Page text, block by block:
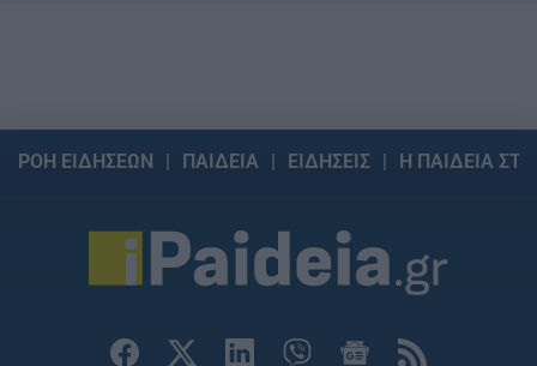
ΡΟΗ ΕΙΔΗΣΕΩΝ ΠΑΙΔΕΙΑ ΕΙΔΗΣΕΙΣ Η ΠΑΙΔΕΙΑ